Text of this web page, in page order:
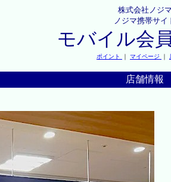
株式会社ノジマ
ノジマ携帯サイ
モバイル会
ポイント ｜ マイページ ｜
店舗情報